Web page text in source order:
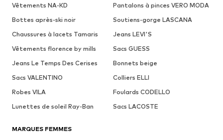
Vêtements NA-KD
Pantalons à pinces VERO MODA
Bottes après-ski noir
Soutiens-gorge LASCANA
Chaussures à lacets Tamaris
Jeans LEVI'S
Vêtements florence by mills
Sacs GUESS
Jeans Le Temps Des Cerises
Bonnets beige
Sacs VALENTINO
Colliers ELLI
Robes VILA
Foulards CODELLO
Lunettes de soleil Ray-Ban
Sacs LACOSTE
MARQUES FEMMES